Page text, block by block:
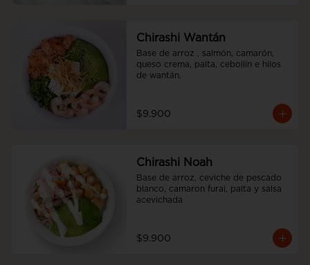
Chirashi Wantán
Base de arroz , salmón, camarón,
queso crema, palta, cebollín e hilos
de wantán.
$9.900
Chirashi Noah
Base de arroz, ceviche de pescado
blanco, camaron furai, palta y salsa
acevichada
$9.900